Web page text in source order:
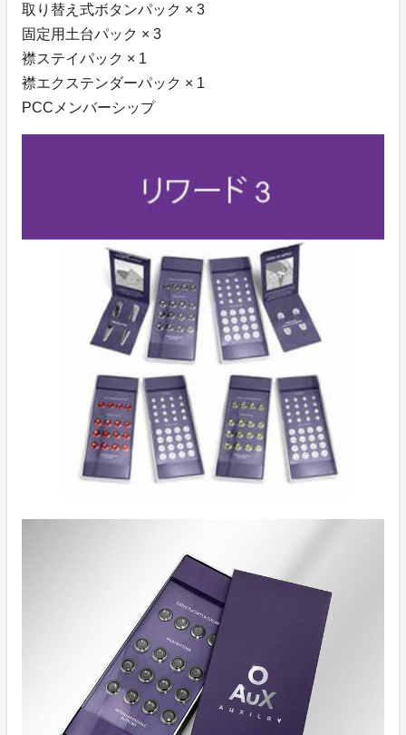
取り替え式ボタンパック × 3
固定用土台パック × 3
襟ステイパック × 1
襟エクステンダーパック × 1
PCCメンバーシップ